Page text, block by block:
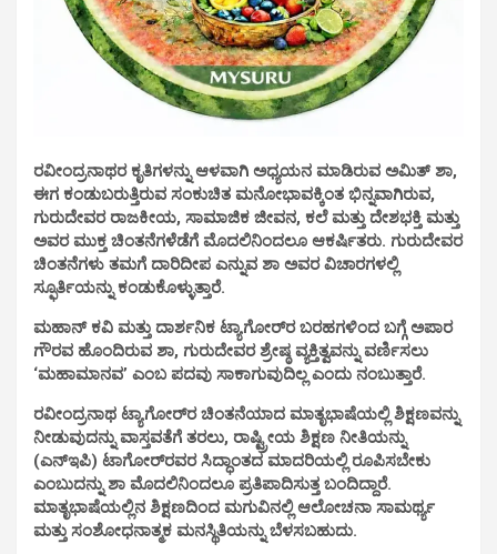
ರವೀಂದ್ರನಾಥರ ಕೃತಿಗಳನ್ನು ಆಳವಾಗಿ ಅಧ್ಯಯನ ಮಾಡಿರುವ ಅಮಿತ್ ಶಾ,
ಈಗ ಕಂಡುಬರುತ್ತಿರುವ ಸಂಕುಚಿತ ಮನೋಭಾವಕ್ಕಿಂತ ಭಿನ್ನವಾಗಿರುವ,
ಗುರುದೇವರ ರಾಜಕೀಯ, ಸಾಮಾಜಿಕ ಜೀವನ, ಕಲೆ ಮತ್ತು ದೇಶಭಕ್ತಿ ಮತ್ತು
ಅವರ ಮುಕ್ತ ಚಿಂತನೆಗಳೆಡೆಗೆ ಮೊದಲಿನಿಂದಲೂ ಆಕರ್ಷಿತರು. ಗುರುದೇವರ
ಚಿಂತನೆಗಳು ತಮಗೆ ದಾರಿದೀಪ ಎನ್ನುವ ಶಾ ಅವರ ವಿಚಾರಗಳಲ್ಲಿ
ಸ್ಫೂರ್ತಿಯನ್ನು ಕಂಡುಕೊಳ್ಳುತ್ತಾರೆ.
ಮಹಾನ್ ಕವಿ ಮತ್ತು ದಾರ್ಶನಿಕ ಟ್ಯಾಗೋರ್‌ರ ಬರಹಗಳಿಂದ ಬಗ್ಗೆ ಅಪಾರ
ಗೌರವ ಹೊಂದಿರುವ ಶಾ, ಗುರುದೇವರ ಶ್ರೇಷ್ಠ ವ್ಯಕ್ತಿತ್ವವನ್ನು ವರ್ಣಿಸಲು
‘ಮಹಾಮಾನವ’ ಎಂಬ ಪದವು ಸಾಕಾಗುವುದಿಲ್ಲ ಎಂದು ನಂಬುತ್ತಾರೆ.
ರವೀಂದ್ರನಾಥ ಟ್ಯಾಗೋರ್‌ರ ಚಿಂತನೆಯಾದ ಮಾತೃಭಾಷೆಯಲ್ಲಿ ಶಿಕ್ಷಣವನ್ನು
ನೀಡುವುದನ್ನು ವಾಸ್ತವತೆಗೆ ತರಲು, ರಾಷ್ಟ್ರೀಯ ಶಿಕ್ಷಣ ನೀತಿಯನ್ನು
(ಎನ್‌ಇಪಿ) ಟಾಗೋರ್‌ರವರ ಸಿದ್ಧಾಂತದ ಮಾದರಿಯಲ್ಲಿ ರೂಪಿಸಬೇಕು
ಎಂಬುದನ್ನು ಶಾ ಮೊದಲಿನಿಂದಲೂ ಪ್ರತಿಪಾದಿಸುತ್ತ ಬಂದಿದ್ದಾರೆ.
ಮಾತೃಭಾಷೆಯಲ್ಲಿನ ಶಿಕ್ಷಣದಿಂದ ಮಗುವಿನಲ್ಲಿ ಆಲೋಚನಾ ಸಾಮರ್ಥ್ಯ
ಮತ್ತು ಸಂಶೋಧನಾತ್ಮಕ ಮನಸ್ಥಿತಿಯನ್ನು ಬೆಳಸಬಹುದು.